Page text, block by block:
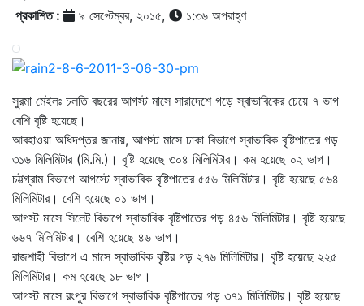
প্রকাশিত : ৯ সেপ্টেম্বর, ২০১৫, ১:৩৬ অপরাহ্ণ
সুরমা মেইলঃ চলতি বছরের আগস্ট মাসে সারাদেশে গড়ে স্বাভাবিকের চেয়ে ৭ ভাগ
বেশি বৃষ্টি হয়েছে।
আবহাওয়া অধিদপ্তর জানায়, আগস্ট মাসে ঢাকা বিভাগে স্বাভাবিক বৃষ্টিপাতের গড়
৩১৬ মিলিমিটার (মি.মি.)। বৃষ্টি হয়েছে ৩০৪ মিলিমিটার। কম হয়েছে ০২ ভাগ।
চট্টগ্রাম বিভাগে আগস্টে স্বাভাবিক বৃষ্টিপাতের ৫৫৬ মিলিমিটার। বৃষ্টি হয়েছে ৫৬৪
মিলিমিটার। বেশি হয়েছে ০১ ভাগ।
আগস্ট মাসে সিলেট বিভাগে স্বাভাবিক বৃষ্টিপাতের গড় ৪৫৬ মিলিমিটার। বৃষ্টি হয়েছে
৬৬৭ মিলিমিটার। বেশি হয়েছে ৪৬ ভাগ।
রাজশাহী বিভাগে এ মাসে স্বাভাবিক বৃষ্টির গড় ২৭৬ মিলিমিটার। বৃষ্টি হয়েছে ২২৫
মিলিমিটার। কম হয়েছে ১৮ ভাগ।
আগস্ট মাসে রংপুর বিভাগে স্বাভাবিক বৃষ্টিপাতের গড় ৩৭১ মিলিমিটার। বৃষ্টি হয়েছে